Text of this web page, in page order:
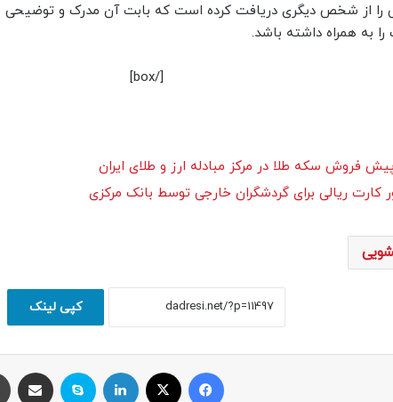
را از شخص دیگری دریافت کرده است که بابت آن مدرک و توضیحی
به همراه داشته باشد.
[/box]
فروش سکه طلا در مرکز مبادله ارز و طلای ایران
کارت ریالی برای گردشگران خارجی توسط بانک مرکزی
کپی لینک
فیسبوک ایکس لینکداین اسکایپ اشتراک